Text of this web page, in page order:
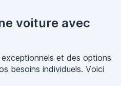
voiture avec
et des options
besoins individuels. Voici